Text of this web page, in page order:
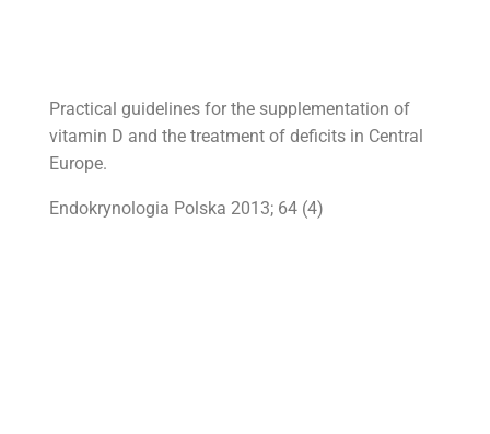
Practical guidelines for the supplementation of
vitamin D and the treatment of deficits in Central
Europe.
Endokrynologia Polska 2013; 64 (4)